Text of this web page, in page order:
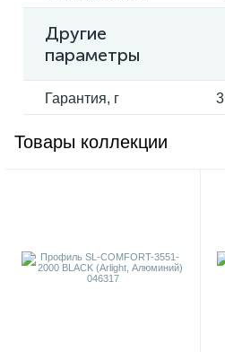
Другие
параметры
Гарантия, г 3
Товары коллекции